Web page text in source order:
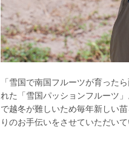
「雪国で南国フルーツが育った
れた「雪国パッションフルーツ
で越冬が難しいため毎年新しい
りのお手伝いをさせていただいて